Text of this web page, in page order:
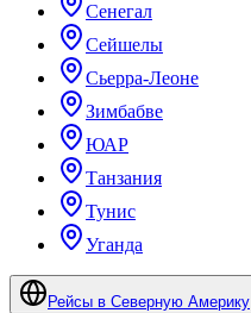
Сенегал
Сейшелы
Сьерра-Леоне
Зимбабве
ЮАР
Танзания
Тунис
Уганда
Рейсы в Северную Америку